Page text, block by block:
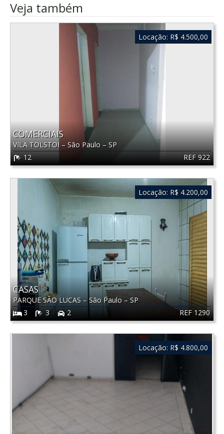
Veja também
REF 922
COMERCIAIS
VILA TOLSTOI– São Paulo – SP
12
Locação: R$ 4.500,00
REF 1290
CASAS
PARQUE SÃO LUCAS– São Paulo – SP
3
3 2
Locação: R$ 4.200,00
Locação: R$ 4.800,00